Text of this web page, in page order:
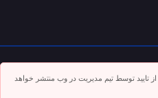
توسط تیم مدیریت در وب منتشر خواهد